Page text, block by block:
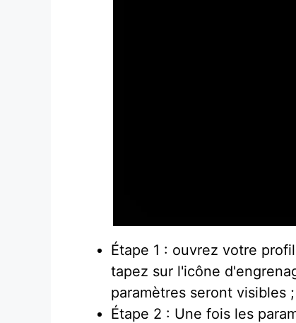
Étape 1 : ouvrez votre
tapez sur l'icône
paramètres seront visibles ;
Étape 2 : Une fois les